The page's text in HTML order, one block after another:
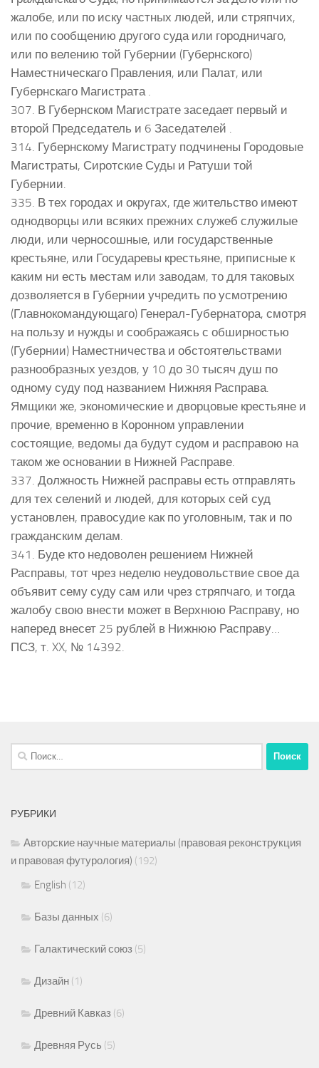
жалобе, или по иску частных людей, или стряпчих,
или по сообщению другого суда или городничаго,
или по велению той Губернии (Губернского)
Наместническаго Правления, или Палат, или
Губернскаго Магистрата .
307. В Губернском Магистрате заседает первый и
второй Председатель и 6 Заседателей .
314. Губернскому Магистрату подчинены Городовые
Магистраты, Сиротские Суды и Ратуши той
Губернии.
335. В тех городах и округах, где жительство имеют
однодворцы или всяких прежних служеб служилые
люди, или черносошные, или государственные
крестьяне, или Государевы крестьяне, приписные к
каким ни есть местам или заводам, то для таковых
дозволяется в Губернии учредить по усмотрению
(Главнокомандующаго) Генерал-Губернатора, смотря
на пользу и нужды и соображаясь с обширностью
(Губернии) Наместничества и обстоятельствами
разнообразных уездов, у 10 до 30 тысяч душ по
одному суду под названием Нижняя Расправа.
Ямщики же, экономические и дворцовые крестьяне и
прочие, временно в Коронном управлении
состоящие, ведомы да будут судом и расправою на
таком же основании в Нижней Расправе.
337. Должность Нижней расправы есть отправлять
для тех селений и людей, для которых сей суд
установлен, правосудие как по уголовным, так и по
гражданским делам.
341. Буде кто недоволен решением Нижней
Расправы, тот чрез неделю неудовольствие свое да
объявит сему суду сам или чрез стряпчаго, и тогда
жалобу свою внести может в Верхнюю Расправу, но
наперед внесет 25 рублей в Нижнюю Расправу…
ПСЗ, т. XX, № 14392.
Найти:
РУБРИКИ
Авторские научные материалы (правовая реконструкция
и правовая футурология) (192)
English (12)
Базы данных (6)
Галактический союз (5)
Дизайн (1)
Древний Кавказ (6)
Древняя Русь (5)